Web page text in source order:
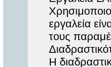
εργαλεία
τους
Η